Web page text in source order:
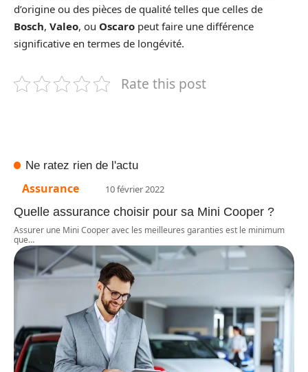
d’origine ou des pièces de qualité telles que celles de
Bosch, Valeo, ou Oscaro peut faire une différence
significative en termes de longévité.
Rate this post
Ne ratez rien de l'actu
Assurance 10 février 2022
Quelle assurance choisir pour sa Mini Cooper ?
Assurer une Mini Cooper avec les meilleures garanties est le minimum
que…